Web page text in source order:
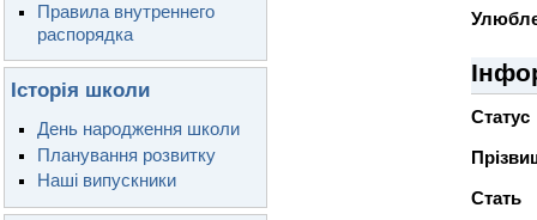
Правила внутреннего
распорядка
Історія школи
День народження школи
Планування розвитку
Наші випускники
Статус
Стать